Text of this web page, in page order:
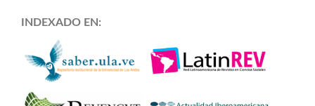
INDEXADO EN: